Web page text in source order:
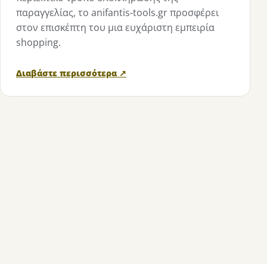
παραγγελίας, το anifantis-tools.gr προσφέρει
στον επισκέπτη του μια ευχάριστη εμπειρία
shopping.
Διαβάστε περισσότερα ↗